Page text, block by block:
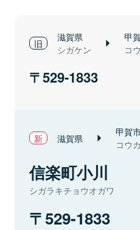
滋賀県
シガケン
甲
コ
529-1833
滋賀県 甲賀
コウ
信楽町小川
シガラキチョウオガワ
529-1833